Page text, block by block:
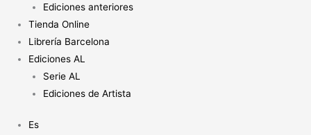
Ediciones anteriores
Tienda Online
Librería Barcelona
Ediciones AL
Serie AL
Ediciones de Artista
Es